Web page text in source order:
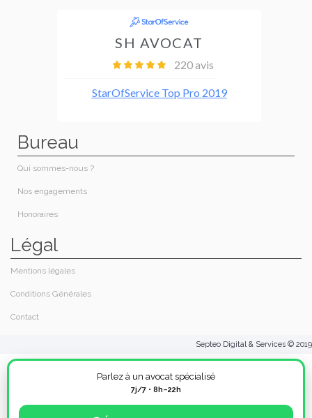
Parlez à un avocat spécialisé
7j/7 • 8h–22h
Bureau
Qui sommes-nous ?
Nos engagements
Honoraires​
Légal
Contact
Mentions légales
Conditions Générales
Septeo Digital & Services © 2019